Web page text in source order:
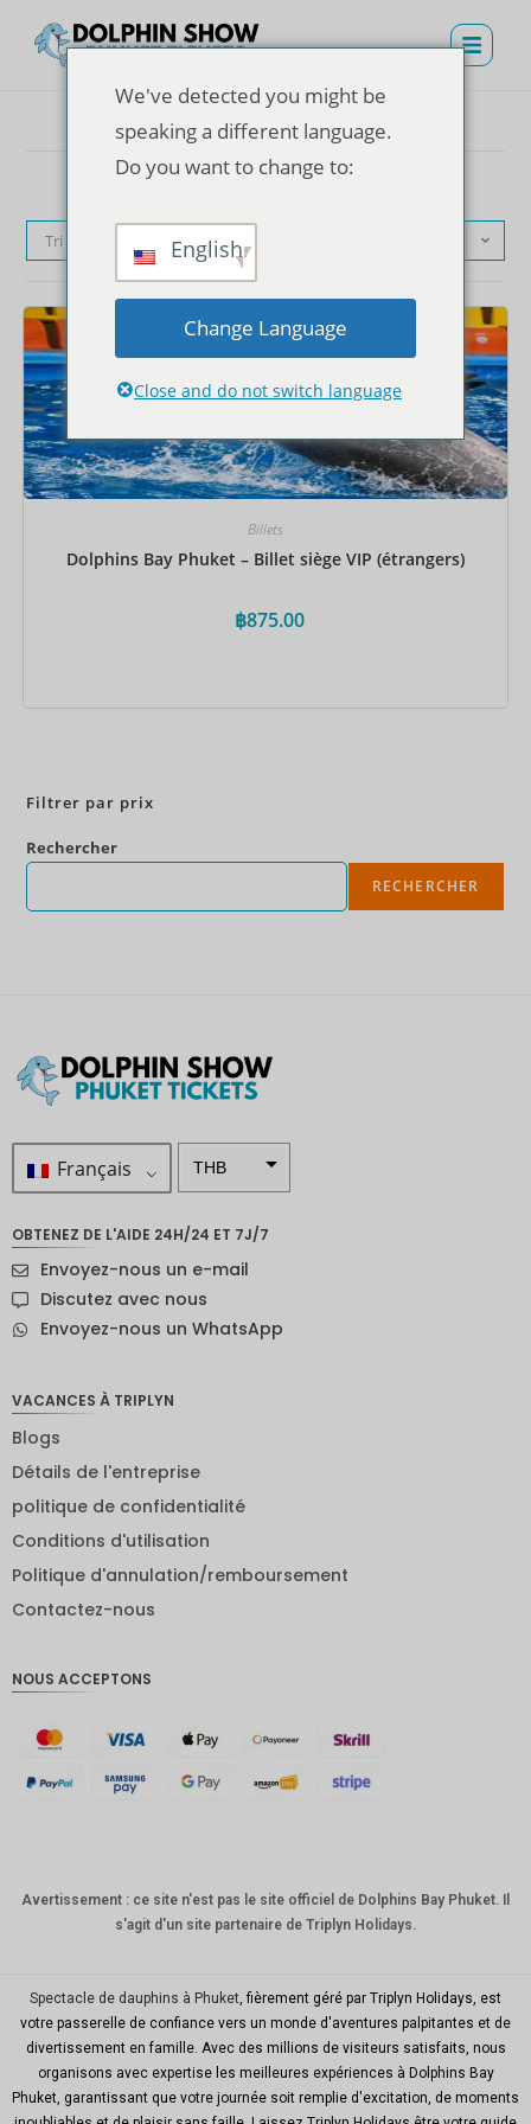
Tri par défaut
Billets
Dolphins Bay Phuket – Billet siège VIP (étrangers)
฿875.00
Filtrer par prix
Rechercher
RECHERCHER
Français THB
Dollar
zélandai
EUR
indienne
IDR
KRW
chinois
TWD
MYR
OBTENEZ DE L'AIDE 24H/24 ET 7J/7
Envoyez-nous un e-mail
Discutez avec nous
Envoyez-nous un WhatsApp
VACANCES À TRIPLYN
Blogs
Détails de l'entreprise
politique de confidentialité
Conditions d'utilisation
Politique d'annulation/remboursement
Contactez-nous
NOUS ACCEPTONS
Avertissement : ce site n'est pas le site officiel de Dolphins Bay Phuket. Il
s'agit d'un site partenaire de Triplyn Holidays.
Spectacle de dauphins à Phuket , fièrement géré par Triplyn Holidays, est
votre passerelle de confiance vers un monde d'aventures palpitantes et de
divertissement en famille. Avec des millions de visiteurs satisfaits, nous
organisons avec expertise les meilleures expériences à Dolphins Bay
Phuket, garantissant que votre journée soit remplie d'excitation, de moments
We've detected you might be
speaking a different language.
Do you want to change to:
English
Change Language
Close and do not switch language